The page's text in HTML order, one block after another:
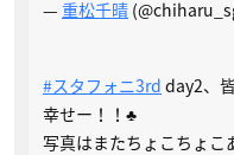
— 重松千晴
#スタフォニ3rd day2、
幸せー！！♣️
写真はまたちょこちょ